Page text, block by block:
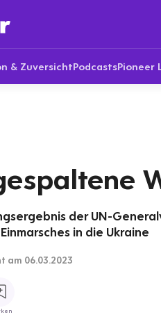
& ZuversichtPodcastsPioneer
der UN-
in die Ukraine
am 06.03.2023